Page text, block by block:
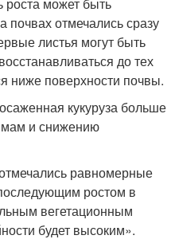
почвах отмечались сразу
листья могут быть
до тех
ниже поверхности почвы.
кукуруза больше
и снижению
равномерные
ростом в
вегетационным
будет высоким».